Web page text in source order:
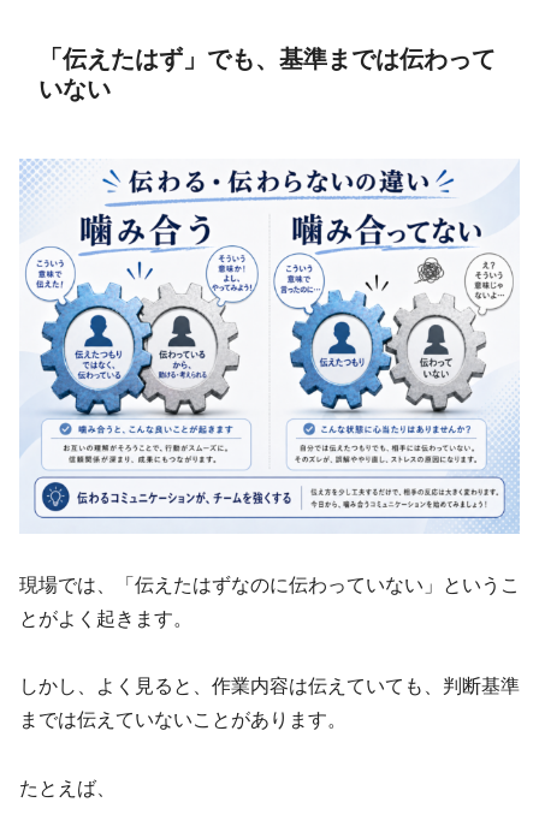
「伝えたはず」でも、基準までは伝わって
いない
現場では、「伝えたはずなのに伝わっていない」というこ
とがよく起きます。
しかし、よく見ると、作業内容は伝えていても、判断基準
までは伝えていないことがあります。
たとえば、